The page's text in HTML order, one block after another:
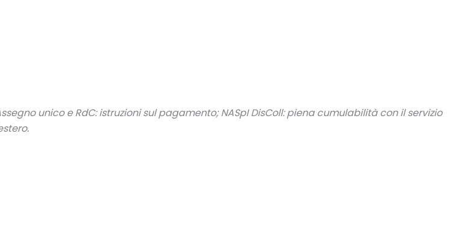
unico e RdC: istruzioni sul pagamento; NASpI DisColl: piena cumulabilità con il servizio
.